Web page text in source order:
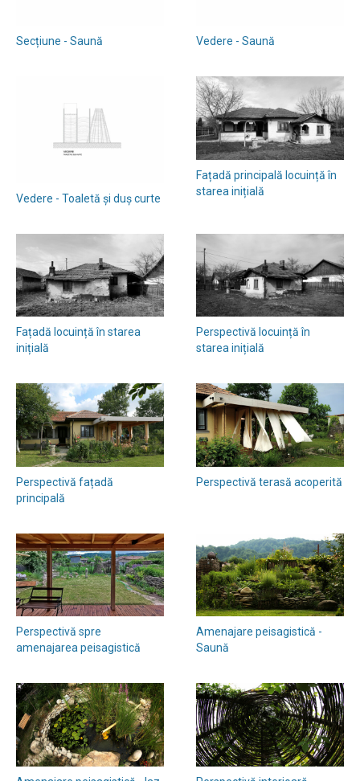
Secțiune - Saună Vedere - Saună
Vedere - Toaletă și duș curte
Fațadă principală locuință în
starea inițială
Fațadă locuință în starea
inițială
Perspectivă locuință în
starea inițială
Perspectivă fațadă
principală
Perspectivă terasă acoperită
Perspectivă spre
amenajarea peisagistică
Amenajare peisagistică -
Saună